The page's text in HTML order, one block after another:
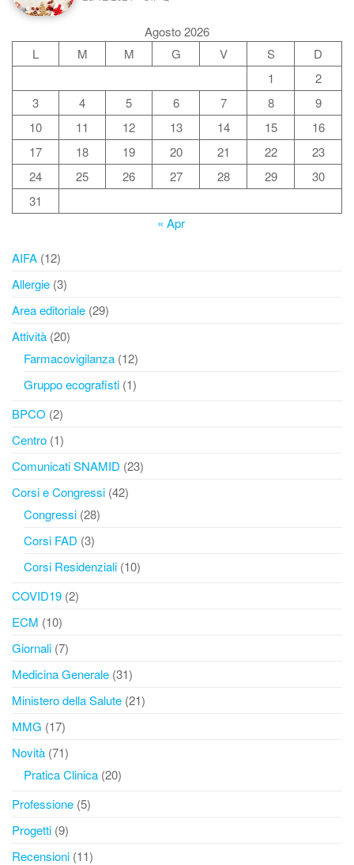
Agosto 2026
L
M M G V S
D
1
2
3
4 5 6 7 8
9
10
11 12 13 14 15
16
17
18 19 20 21 22
23
24
25 26 27 28 29
30
31
« Apr
AIFA (12)
Allergie (3)
Area editoriale (29)
Attività (20)
Farmacovigilanza (12)
Gruppo ecografisti (1)
BPCO (2)
Centro (1)
Comunicati SNAMID (23)
Corsi e Congressi (42)
Congressi (28)
Corsi FAD (3)
Corsi Residenziali (10)
COVID19 (2)
ECM (10)
Giornali (7)
Medicina Generale (31)
Ministero della Salute (21)
MMG (17)
Novità (71)
Pratica Clinica (20)
Professione (5)
Progetti (9)
Recensioni (11)